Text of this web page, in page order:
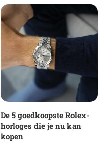
De 5 goedkoopste Rolex-
horloges die je nu kan
kopen